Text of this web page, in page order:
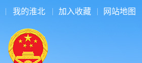
我的淮北 加入收藏 网站地图